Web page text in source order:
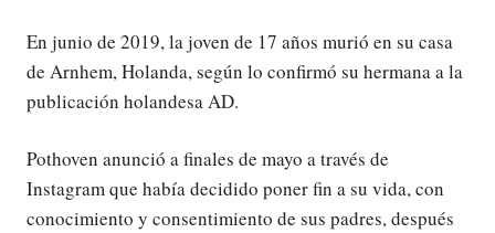
En junio de 2019, la joven de 17 años murió en su casa
de Arnhem, Holanda, según lo confirmó su hermana a la
publicación holandesa AD.
Pothoven anunció a finales de mayo a través de
Instagram que había decidido poner fin a su vida, con
conocimiento y consentimiento de sus padres, después